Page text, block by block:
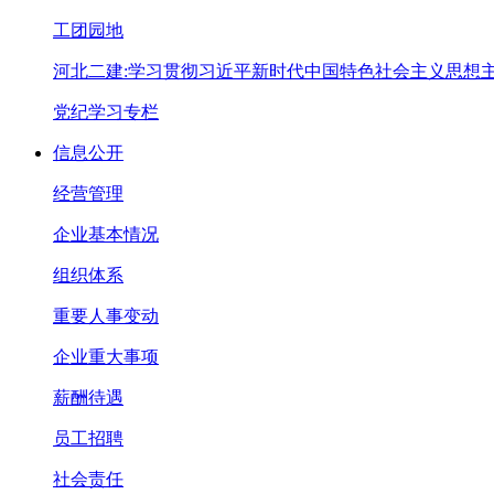
工团园地
河北二建:学习贯彻习近平新时代中国特色社会主义思想
党纪学习专栏
信息公开
经营管理
企业基本情况
组织体系
重要人事变动
企业重大事项
薪酬待遇
员工招聘
社会责任